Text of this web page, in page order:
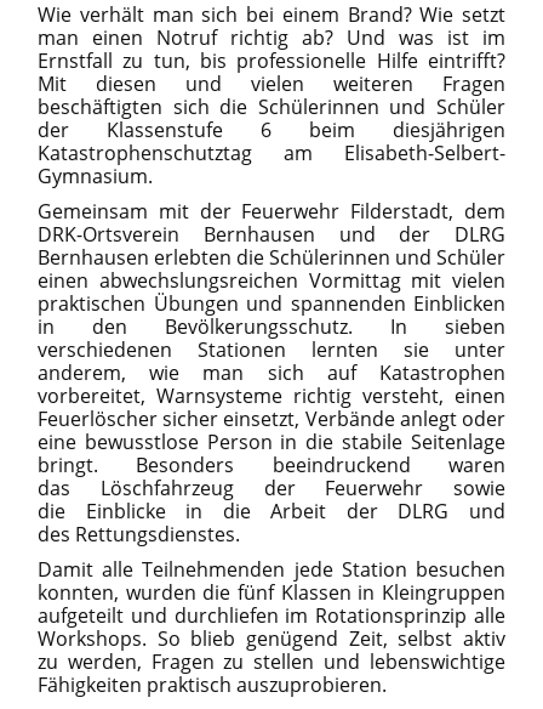
Wie verhält man sich bei einem Brand? Wie setzt
man einen Notruf richtig ab? Und was ist im
Ernstfall zu tun, bis professionelle Hilfe eintrifft?
Mit diesen und vielen weiteren Fragen
beschäftigten sich die Schülerinnen und Schüler
der Klassenstufe 6 beim diesjährigen
Katastrophenschutztag am Elisabeth-Selbert-
Gymnasium.
Gemeinsam mit der Feuerwehr Filderstadt, dem
DRK-Ortsverein Bernhausen und der DLRG
Bernhausen erlebten die Schülerinnen und Schüler
einen abwechslungsreichen Vormittag mit vielen
praktischen Übungen und spannenden Einblicken
in den Bevölkerungsschutz. In sieben
verschiedenen Stationen lernten sie unter
anderem, wie man sich auf Katastrophen
vorbereitet, Warnsysteme richtig versteht, einen
Feuerlöscher sicher einsetzt, Verbände anlegt oder
eine bewusstlose Person in die stabile Seitenlage
bringt. Besonders beeindruckend waren
das Löschfahrzeug der Feuerwehr sowie
die Einblicke in die Arbeit der DLRG und
des Rettungsdienstes.
Damit alle Teilnehmenden jede Station besuchen
konnten, wurden die fünf Klassen in Kleingruppen
aufgeteilt und durchliefen im Rotationsprinzip alle
Workshops. So blieb genügend Zeit, selbst aktiv
zu werden, Fragen zu stellen und lebenswichtige
Fähigkeiten praktisch auszuprobieren.